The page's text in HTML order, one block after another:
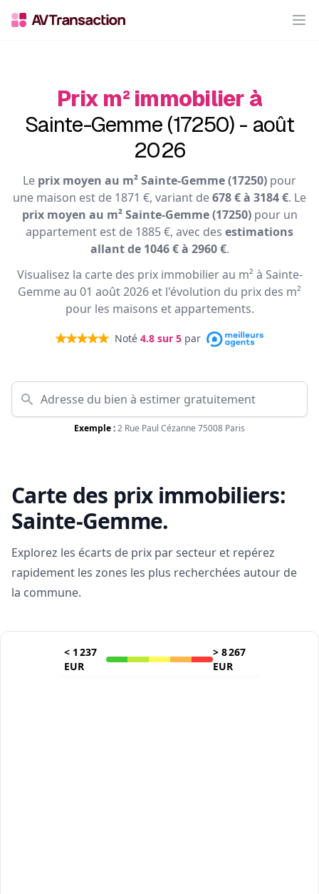
Prix m² immobilier à
Sainte-Gemme (17250) - août
2026
Le prix moyen au m² Sainte-Gemme (17250) pour
une maison est de 1871 €, variant de678 € à 3184 €. Le
prix moyen au m² Sainte-Gemme (17250)pour un
appartement est de 1885 €, avec des estimations
allant de 1046 € à 2960 €.
Visualisez la carte des prix immobilier au m² à Sainte-
Gemme au 01 août 2026 et l'évolution du prix des m²
pour les maisons et appartements.
Noté 4.8 sur 5 par
Exemple :2 Rue Paul Cézanne 75008 Paris
Carte des prix immobiliers:
Sainte-Gemme.
Explorez les écarts de prix par secteur et repérez
rapidement les zones les plus recherchées autour de
la commune.
< 1 237
EUR
> 8 267
EUR